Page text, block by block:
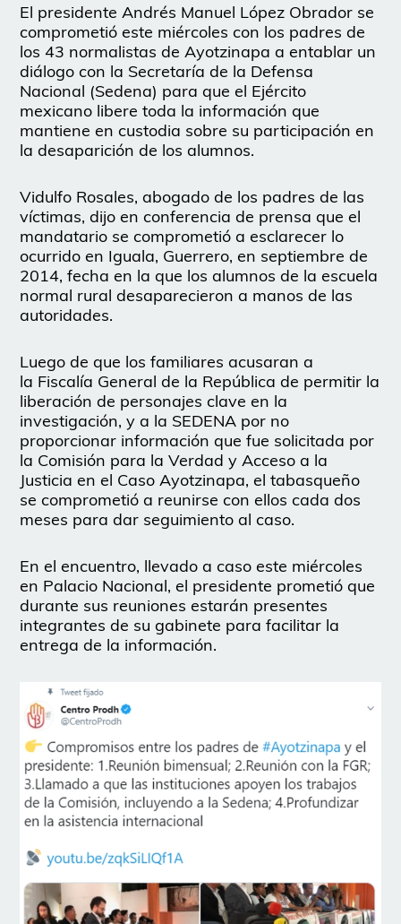
El presidente Andrés Manuel López Obrador se
comprometió este miércoles con los padres de
los 43 normalistas de Ayotzinapa a entablar un
diálogo con la Secretaría de la Defensa
Nacional (Sedena) para que el Ejército
mexicano libere toda la información que
mantiene en custodia sobre su participación en
la desaparición de los alumnos.
Vidulfo Rosales, abogado de los padres de las
víctimas, dijo en conferencia de prensa que el
mandatario se comprometió a esclarecer lo
ocurrido en Iguala, Guerrero, en septiembre de
2014, fecha en la que los alumnos de la escuela
normal rural desaparecieron a manos de las
autoridades.
Luego de que los familiares acusaran a
la Fiscalía General de la República de permitir la
liberación de personajes clave en la
investigación, y a la SEDENA por no
proporcionar información que fue solicitada por
la Comisión para la Verdad y Acceso a la
Justicia en el Caso Ayotzinapa, el tabasqueño
se comprometió a reunirse con ellos cada dos
meses para dar seguimiento al caso.
En el encuentro, llevado a caso este miércoles
en Palacio Nacional, el presidente prometió que
durante sus reuniones estarán presentes
integrantes de su gabinete para facilitar la
entrega de la información.